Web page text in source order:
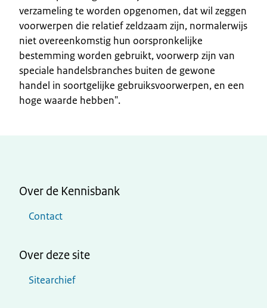
verzameling te worden opgenomen, dat wil zeggen
voorwerpen die relatief zeldzaam zijn, normalerwijs
niet overeenkomstig hun oorspronkelijke
bestemming worden gebruikt, voorwerp zijn van
speciale handelsbranches buiten de gewone
handel in soortgelijke gebruiksvoorwerpen, en een
hoge waarde hebben".
Over de Kennisbank
Contact
Over deze site
Sitearchief